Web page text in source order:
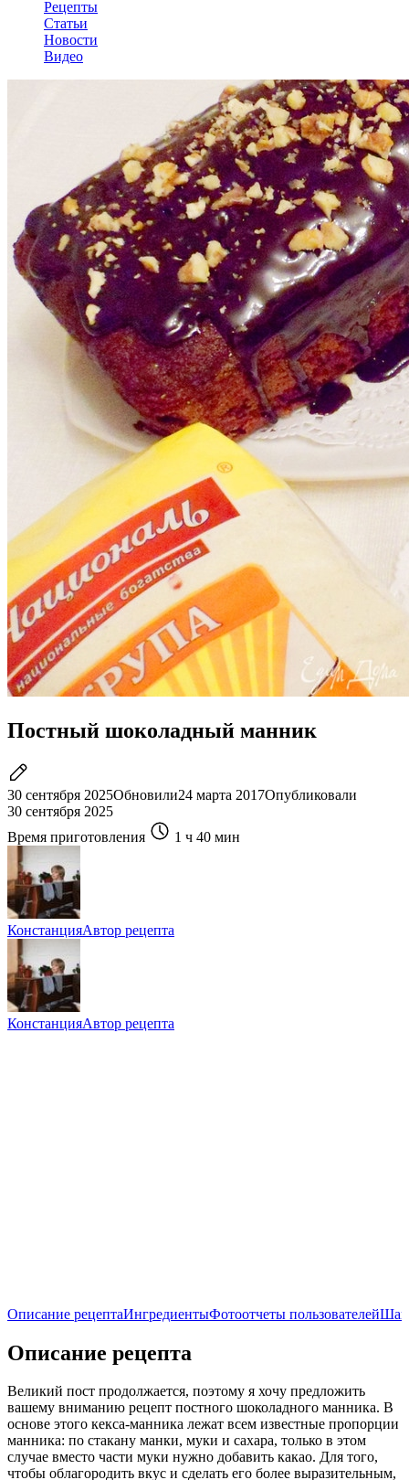
Рецепты
Статьи
Новости
Видео
Постный шоколадный манник
30 сентября 2025Обновили24 марта 2017Опубликовали
30 сентября 2025
Время приготовления
1 ч 40 мин
КонстанцияАвтор рецепта
КонстанцияАвтор рецепта
Описание рецептаИнгредиентыФотоотчеты пользователей
Описание рецепта
Великий пост продолжается, поэтому я хочу предложить
вашему вниманию рецепт постного шоколадного манника. В
основе этого кекса-манника лежат всем известные пропорции
манника: по стакану манки, муки и сахара, только в этом
случае вместо части муки нужно добавить какао. Для того,
чтобы облагородить вкус и сделать его более выразительным,